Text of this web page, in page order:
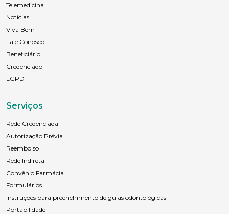
Telemedicina
Notícias
Viva Bem
Fale Conosco
Beneficiário
Credenciado
LGPD
Serviços
Rede Credenciada
Autorização Prévia
Reembolso
Rede Indireta
Convênio Farmácia
Formulários
Instruções para preenchimento de guias odontológicas
Portabilidade